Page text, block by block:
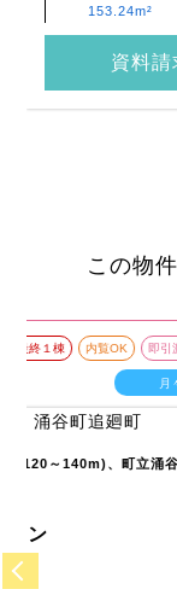
153.24m²
資料請
この物
宮城県塩竈市
塩釜第二中央幼稚
いろどりアイ